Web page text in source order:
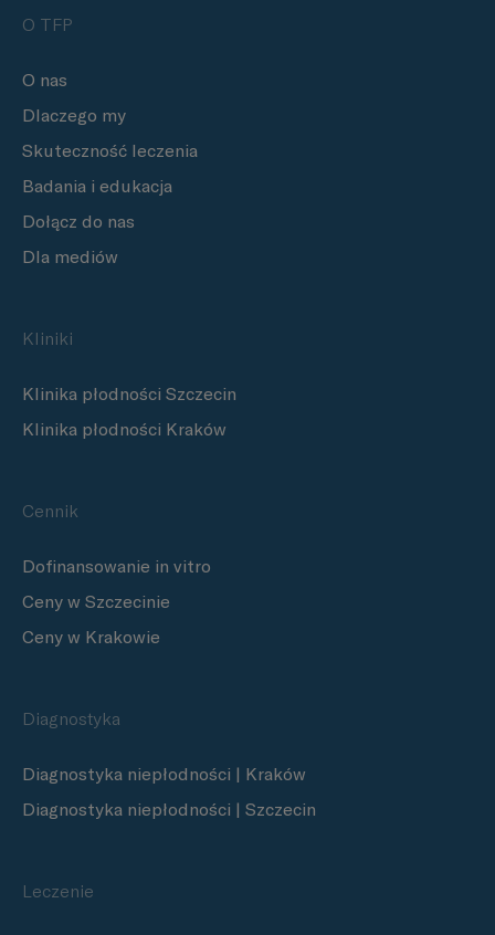
O TFP
O nas
Dlaczego my
Skuteczność leczenia
Badania i edukacja
Dołącz do nas
Dla mediów
Kliniki
Klinika płodności Szczecin
Klinika płodności Kraków
Cennik
Dofinansowanie in vitro
Ceny w Szczecinie
Ceny w Krakowie
Diagnostyka
Diagnostyka niepłodności | Kraków
Diagnostyka niepłodności | Szczecin
Leczenie